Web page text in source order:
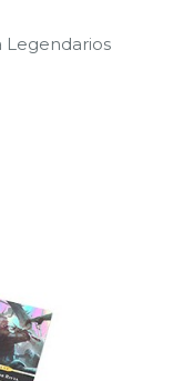
Legendarios